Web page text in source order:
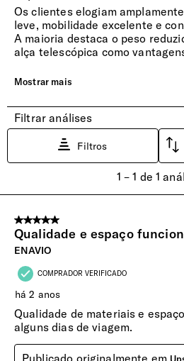
Pega Extensível
Duplo tubo extensível que se
sua altura.
impactos e deslize suave e menos
INTERIOR
Forro interior é removível e pode
10Kg
Compartimento Superior
Divisória com fecho de correr para
organizado.